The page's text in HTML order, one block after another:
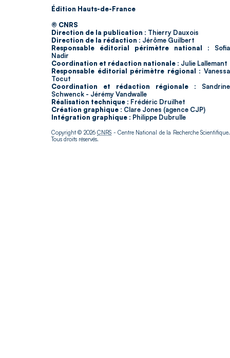
Édition Hauts-de-France
© CNRS
Direction de la publication : Thierry Dauxois
Direction de la rédaction : Jérôme Guilbert
Responsable éditorial périmètre national : Sofia
Nadir
Coordination et rédaction nationale : Julie Lallemant
Responsable éditorial périmètre régional : Vanessa
Tocut
Coordination et rédaction régionale : Sandrine
Schwenck - Jérémy Vandwalle
Réalisation technique : Frédéric Druilhet
Création graphique : Clare Jones (agence CJP)
Intégration graphique : Philippe Dubrulle
Copyright © 2026CNRS - Centre National de la Recherche Scientifique.
Tous droits réservés.